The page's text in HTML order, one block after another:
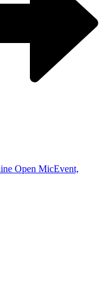
Open MicEvent,